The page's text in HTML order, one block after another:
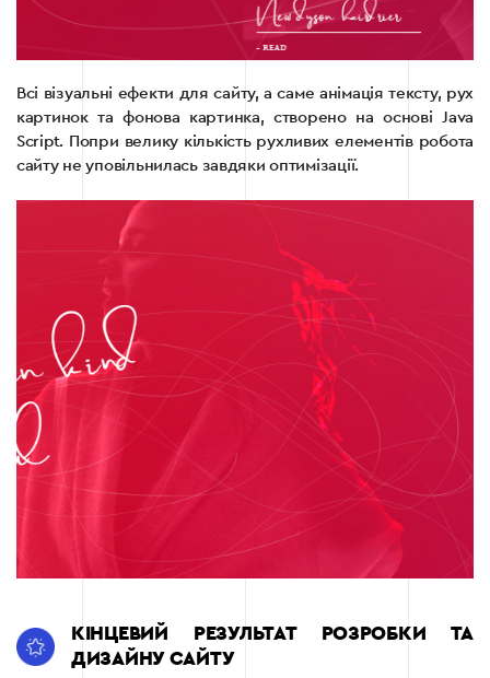
Всі візуальні ефекти для сайту, а саме анімація тексту, рух
картинок та фонова картинка, створено на основі Java
Script. Попри велику кількість рухливих елементів робота
сайту не уповільнилась завдяки оптимізації.
КІНЦЕВИЙ РЕЗУЛЬТАТ РОЗРОБКИ ТА
ДИЗАЙНУ САЙТУ